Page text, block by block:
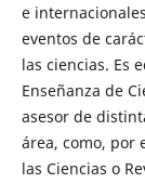
e
eventos de
las ciencias. Es
Enseñanza de
asesor de
área, como, por
las Ciencias o